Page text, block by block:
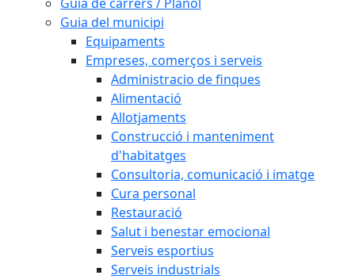
Guia del municipi
Equipaments
Empreses, comerços i serveis
Administracio de finques
Alimentació
Allotjaments
Construcció i manteniment
d'habitatges
Consultoria, comunicació i imatge
Cura personal
Restauració
Salut i benestar emocional
Serveis esportius
Serveis industrials